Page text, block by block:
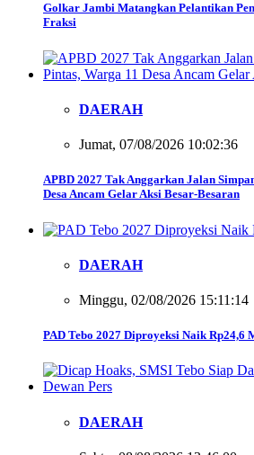
Golkar Jambi Matangkan Pelantikan
Fraksi
DAERAH
Jumat, 07/08/2026 10:02:36
APBD 2027 Tak Anggarkan Jalan
Desa Ancam Gelar Aksi Besar-Besaran
DAERAH
Minggu, 02/08/2026 15:11:14
PAD Tebo 2027 Diproyeksi Naik Rp24,6
DAERAH